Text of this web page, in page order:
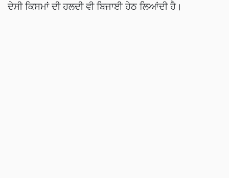
ਦੇਸੀ ਕਿਸਮਾਂ ਦੀ ਹਲਦੀ ਵੀ ਬਿਜਾਈ ਹੇਠ ਲਿਆਂਦੀ ਹੈ।